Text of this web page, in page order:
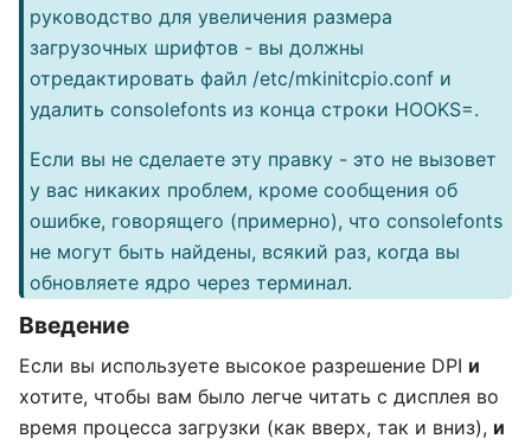
руководство для увеличения размера
загрузочных шрифтов - вы должны
отредактировать файл /etc/mkinitcpio.conf и
удалить consolefonts из конца строки HOOKS=.
Если вы не сделаете эту правку - это не вызовет
у вас никаких проблем, кроме сообщения об
ошибке, говорящего (примерно), что consolefonts
не могут быть найдены, всякий раз, когда вы
обновляете ядро через терминал.
Введение
Если вы используете высокое разрешение DPI и
хотите, чтобы вам было легче читать с дисплея во
время процесса загрузки (как вверх, так и вниз), и